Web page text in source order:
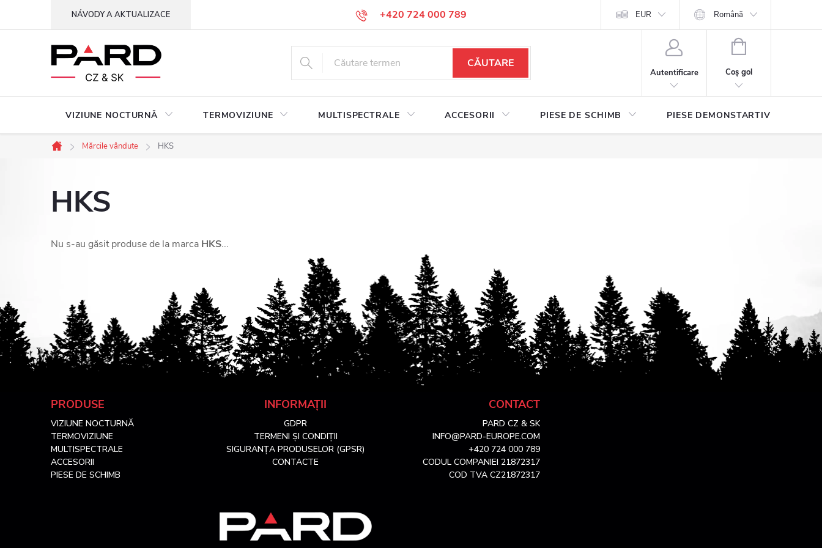
+420 724 000 789
NÁVODY A AKTUALIZACE EUR Română
CĂUTARE
Autentificare
COŞ
CUMPĂRĂTURI
Coş gol
VIZIUNE NOCTURNǍ TERMOVIZIUNE MULTISPECTRALE ACCESORII PIESE DE SCHIMB PIESE DEMONSTARTIVE
Acasă
Mărcile vândute HKS
HKS
Nu s-au găsit produse de la marca HKS...
PRODUSE
VIZIUNE NOCTURNĂ
TERMOVIZIUNE
MULTISPECTRALE
ACCESORII
PIESE DE SCHIMB
INFORMAȚII
GDPR
TERMENI ȘI CONDIȚII
SIGURANȚA PRODUSELOR (GPSR)
CONTACTE
CONTACT
PARD CZ & SK
INFO@PARD-EUROPE.COM
+420 724 000 789
CODUL COMPANIEI 21872317
COD TVA CZ21872317